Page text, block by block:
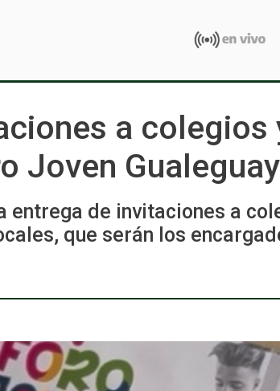
a colegios
Joven
entrega de invitaciones a
que serán los